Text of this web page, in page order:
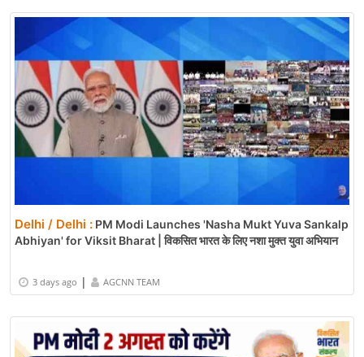
Delhi / Delhi : PM Modi Launches 'Nasha Mukt Yuva Sankalp
Abhiyan' for Viksit Bharat | विकसित भारत के लिए नशा मुक्त युवा अभियान
3 days ago | AGCNN TEAM